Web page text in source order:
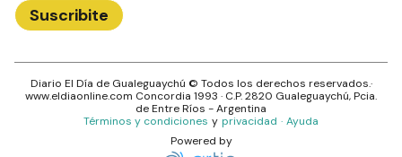
Suscribite
Diario El Día de Gualeguaychú © Todos los derechos reservados.·
www.eldiaonline.com Concordia 1993 · C.P.2820 Gualeguaychú, Pcia.
deEntre Ríos - Argentina
Términos y condiciones y privacidad · Ayuda
Powered by